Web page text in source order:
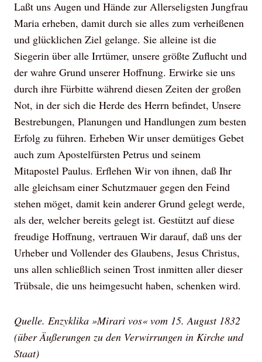
Laßt uns Augen und Hände zur Allerseligsten Jungfrau
Maria erheben, damit durch sie alles zum verheißenen
und glücklichen Ziel gelange. Sie alleine ist die
Siegerin über alle Irrtümer, unsere größte Zuflucht und
der wahre Grund unserer Hoffnung. Erwirke sie uns
durch ihre Fürbitte während diesen Zeiten der großen
Not, in der sich die Herde des Herrn befindet, Unsere
Bestrebungen, Planungen und Handlungen zum besten
Erfolg zu führen. Erheben Wir unser demütiges Gebet
auch zum Apostelfürsten Petrus und seinem
Mitapostel Paulus. Erflehen Wir von ihnen, daß Ihr
alle gleichsam einer Schutzmauer gegen den Feind
stehen möget, damit kein anderer Grund gelegt werde,
als der, welcher bereits gelegt ist. Gestützt auf diese
freudige Hoffnung, vertrauen Wir darauf, daß uns der
Urheber und Vollender des Glaubens, Jesus Christus,
uns allen schließlich seinen Trost inmitten aller dieser
Trübsale, die uns heimgesucht haben, schenken wird.
Quelle. Enzyklika »Mirari vos« vom 15. August 1832
(über Äußerungen zu den Verwirrungen in Kirche und
Staat)